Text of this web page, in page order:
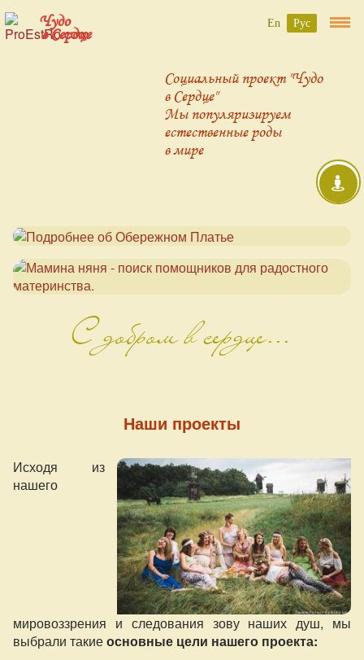
Чудо
в Сердце
Социальный проект "Чудо
в Сердце"
Мы популяризируем
естественные роды
в мире
С добром в сердце...
Наши проекты
Исходя из
нашего
мировоззрения и следования зову наших душ, мы
выбрали такиеосновные цели нашего проекта:
En Рус